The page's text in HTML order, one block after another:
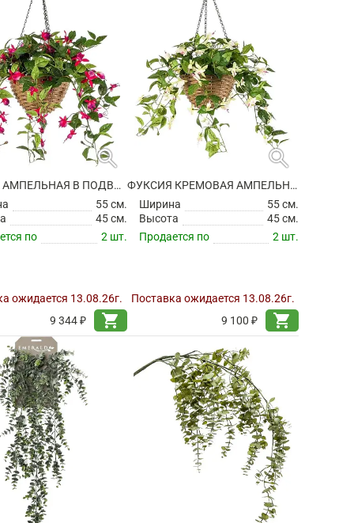
search
ФУКСИЯ АМПЕЛЬНАЯ В ПОДВЕСНОМ КАШПО ИСКУССТВЕННАЯ
55 см.
45 см.
по
2 шт.
ожидается 13.08.26г.
9 344 ₽
shopping_cart
search
ФУКСИЯ КРЕМОВАЯ АМПЕЛЬНАЯ В ПОДВЕСНОМ КАШПО ИСКУССТВЕННАЯ
Ширина
55 см.
Высота
45 см.
Продается по
2 шт.
Поставка ожидается 13.08.26г.
9 100 ₽
shopping_cart